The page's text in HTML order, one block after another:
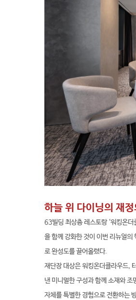
하늘 위 다이닝의 재정
63빌딩 최상층 레스토랑 ‘워킹온
을 함께 강화한 것이 이번 리뉴얼
로 완성도를 끌어올렸다.
재단장 대상은 워킹온더클라우드,
낸 미니멀한 구성과 함께 소재와
자체를 특별한 경험으로 전환하는